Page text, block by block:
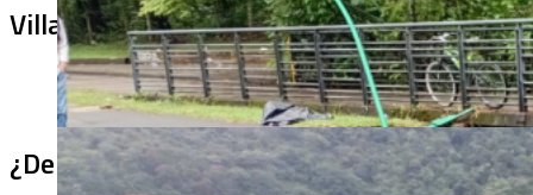
Villa Julia no puede tapar el problema:
¿De qué sirve un puente terminado si no